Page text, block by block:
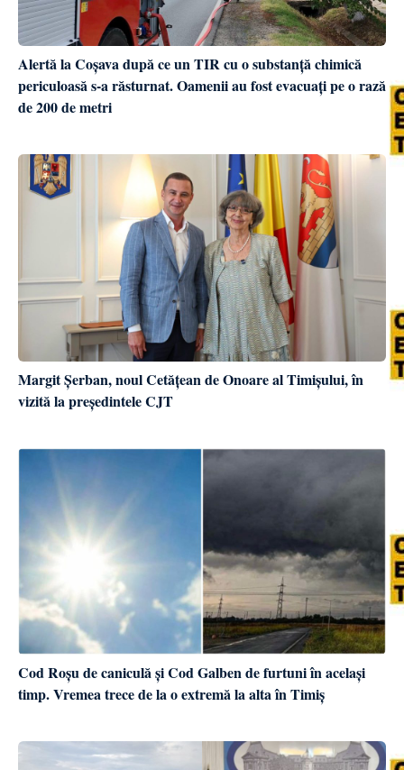
Alertă la Coșava după ce un TIR cu o substanță chimică
periculoasă s-a răsturnat. Oamenii au fost evacuați pe o rază
de 200 de metri
Margit Șerban, noul Cetățean de Onoare al Timișului, în
vizită la președintele CJT
Cod Roșu de caniculă și Cod Galben de furtuni în același
timp. Vremea trece de la o extremă la alta în Timiș